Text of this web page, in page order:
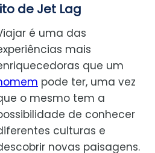
de Jet Lag
é uma das
mais
que um
pode ter, uma vez
o mesmo tem a
de conhecer
culturas e
novas paisagens.